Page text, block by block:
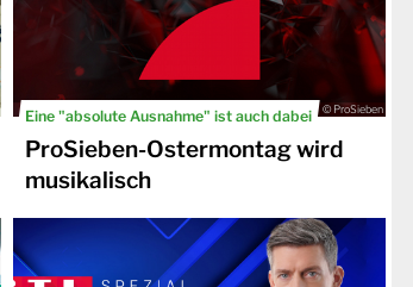
Eine "absolute Ausnahme" ist auch dabei © ProSieben
ProSieben-Ostermontag wird
musikalisch